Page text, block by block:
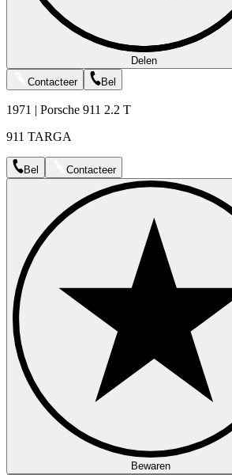
Delen
Contacteer
Bel
1971 | Porsche 911 2.2 T
911 TARGA
Bel Contacteer
Bewaren